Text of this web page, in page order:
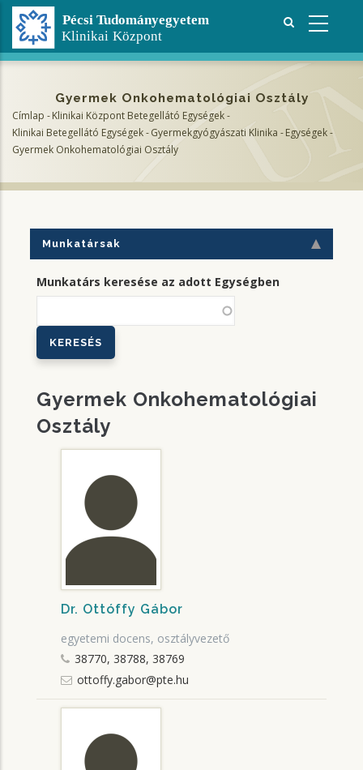
Ugrás
tartalomra
Gyermek Onkohematológiai Osztály
Morzsa
Címlap -Klinikai Központ Betegellátó Egységek-
Klinikai Betegellátó Egységek-Gyermekgyógyászati Klinika -Egységek-
Gyermek Onkohematológiai Osztály
Munkatársak
Munkatárs keresése az adott Egységben
Gyermek Onkohematológiai
Osztály
Dr. Ottóffy Gábor
egyetemi docens, osztályvezető
38770, 38788, 38769
ottoffy.gabor@pte.hu